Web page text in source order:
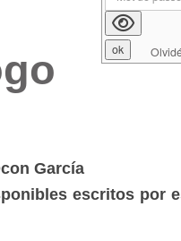
García
escritos por